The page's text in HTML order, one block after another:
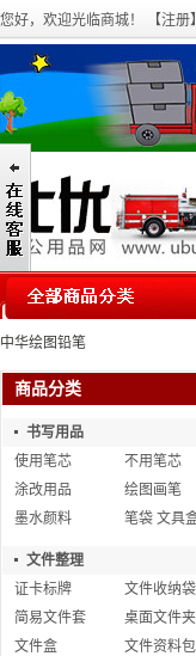
您好，欢迎光临商城！ 【注册
中华绘图铅笔
商品分类
书写用品
使用笔芯
不用笔芯
涂改用品
绘图画笔
墨水颜料
笔袋 文具
文件整理
证卡标牌
文件收纳袋
简易文件套
桌面文件夹
文件盒
文件资料包